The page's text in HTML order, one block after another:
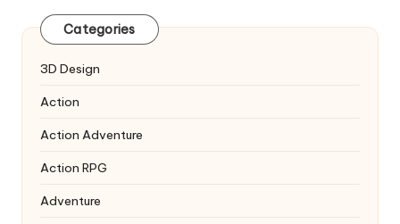
Categories
3D Design
Action
Action Adventure
Action RPG
Adventure